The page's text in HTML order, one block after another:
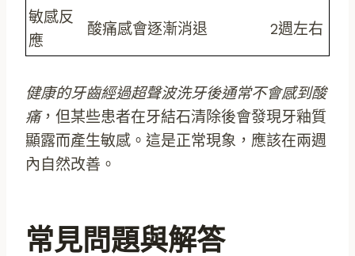
敏感反
應
酸痛感會逐漸消退 2週左右
健康的牙齒經過超聲波洗牙後通常不會感到酸
痛，但某些患者在牙結石清除後會發現牙釉質
顯露而產生敏感。這是正常現象，應該在兩週
內自然改善。
常見問題與解答